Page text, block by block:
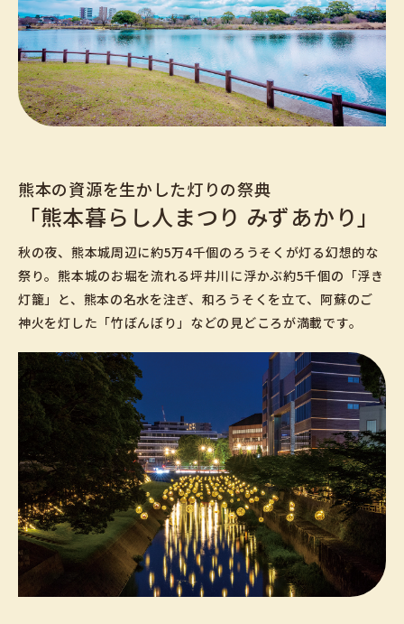
熊本の資源を生かした灯りの祭典
「熊本暮らし人まつり みずあかり」
秋の夜、熊本城周辺に約5万4千個のろうそくが灯る幻想的な
祭り。熊本城のお堀を流れる坪井川に浮かぶ約5千個の「浮き
灯籠」と、熊本の名水を注ぎ、和ろうそくを立て、阿蘇のご
神火を灯した「竹ぼんぼり」などの見どころが満載です。